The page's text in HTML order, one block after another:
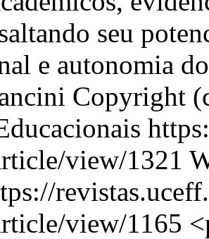
seu
e autonomia
Copyright
view/1321
view/1165